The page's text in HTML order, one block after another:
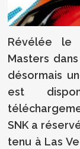
Révélée le
Masters
désormais
est
SNK a
tenu à Las